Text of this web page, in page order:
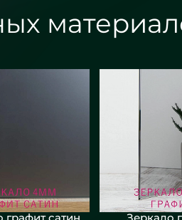
графит сатин Зеркало